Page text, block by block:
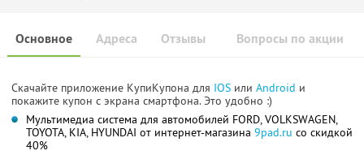
Основное Отзывы Вопросы по акции
Адреса
Скачайте приложение КупиКупона для IOS или Android и
покажите купон с экрана смартфона. Это удобно :)
Мультимедиа система для автомобилей FORD, VOLKSWAGEN,
TOYOTA, KIA, HYUNDAI от интернет-магазина 9pad.ru со скидкой
40%